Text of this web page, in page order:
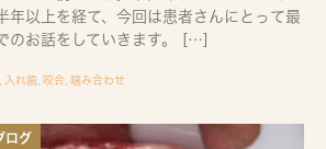
年以上を経て、今回は患者さんにとって最
のお話をしていきます。 […]
入れ歯 咬合 噛み合わせ
ログ